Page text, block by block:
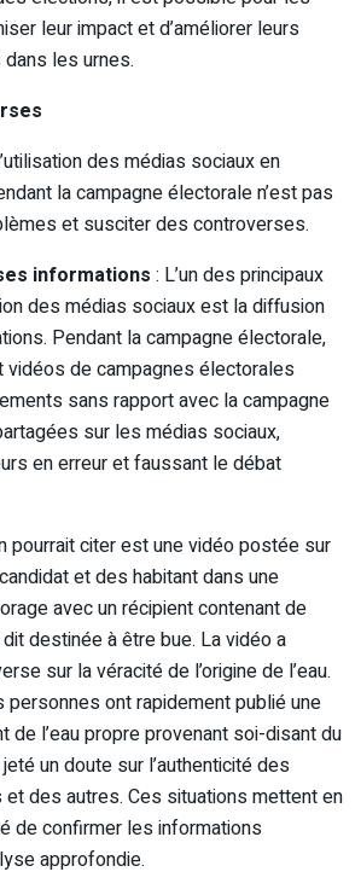
leur impact et d’améliorer leurs
les urnes.
des médias sociaux en
la campagne électorale n’est pas
et susciter des controverses.
informations : L’un des principaux
des médias sociaux est la diffusion
Pendant la campagne électorale,
vidéos de campagnes électorales
sans rapport avec la campagne
sur les médias sociaux,
en erreur et faussant le débat
pourrait citer est une vidéo postée sur
et des habitant dans une
avec un récipient contenant de
destinée à être bue. La vidéo a
sur la véracité de l’origine de l’eau.
personnes ont rapidement publié une
de l’eau propre provenant soi-disant du
un doute sur l’authenticité des
des autres. Ces situations mettent en
de confirmer les informations
approfondie.